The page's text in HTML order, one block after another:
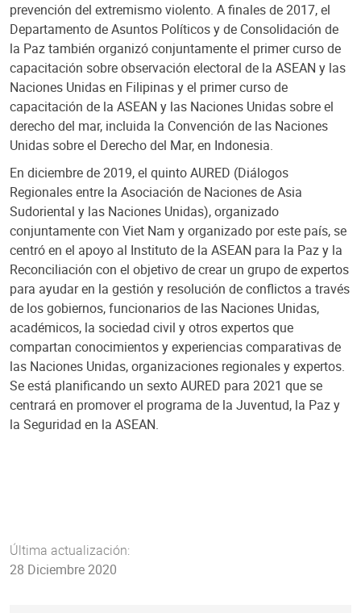
prevención del extremismo violento. A finales de 2017, el
Departamento de Asuntos Políticos y de Consolidación de
la Paz también organizó conjuntamente el primer curso de
capacitación sobre observación electoral de la ASEAN y las
Naciones Unidas en Filipinas y el primer curso de
capacitación de la ASEAN y las Naciones Unidas sobre el
derecho del mar, incluida la Convención de las Naciones
Unidas sobre el Derecho del Mar, en Indonesia.
En diciembre de 2019, el quinto AURED (Diálogos
Regionales entre la Asociación de Naciones de Asia
Sudoriental y las Naciones Unidas), organizado
conjuntamente con Viet Nam y organizado por este país, se
centró en el apoyo al Instituto de la ASEAN para la Paz y la
Reconciliación con el objetivo de crear un grupo de expertos
para ayudar en la gestión y resolución de conflictos a través
de los gobiernos, funcionarios de las Naciones Unidas,
académicos, la sociedad civil y otros expertos que
compartan conocimientos y experiencias comparativas de
las Naciones Unidas, organizaciones regionales y expertos.
Se está planificando un sexto AURED para 2021 que se
centrará en promover el programa de la Juventud, la Paz y
la Seguridad en la ASEAN.
Última actualización:
28 Diciembre 2020